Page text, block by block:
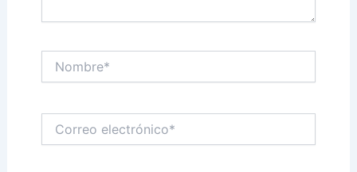
electrónico*